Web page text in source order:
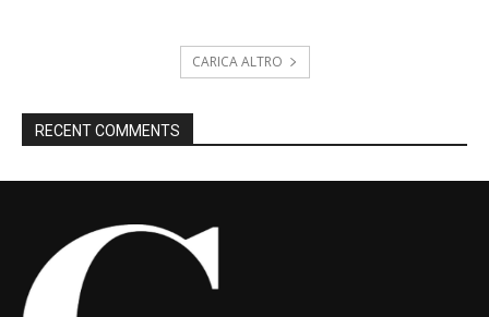
CARICA ALTRO
RECENT COMMENTS